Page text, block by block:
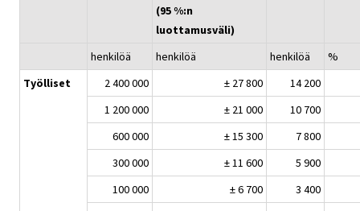
(95 %:n
luottamusväli)
henkilöä henkilöä henkilöä
%
Työlliset
2 400 000 ± 27 800
14 200
1 200 000
± 21 000
10 700
600 000
± 15 300
7 800
300 000
± 11 600
5 900
100 000
± 6 700
3 400